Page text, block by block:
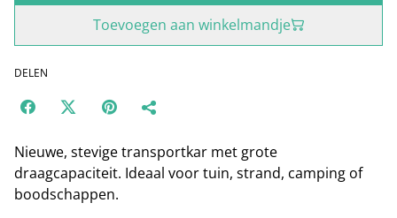
Toevoegen aan winkelmandje
DELEN
Nieuwe, stevige transportkar met grote
draagcapaciteit. Ideaal voor tuin, strand, camping of
boodschappen.